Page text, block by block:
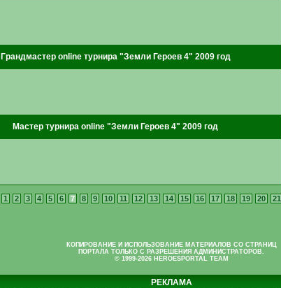
Грандмастер online турнира "Земли Героев 4" 2009 год
Мастер турнира online "Земли Героев 4" 2009 год
1 2 3 4 5 6 7 8 9 10 11 12 13 14 15 16 17 18 19 20 21
КОПИРОВАНИЕ И ИСПОЛЬЗОВАНИЕ МАТЕРИАЛОВ СО СТРАНИЦ
ПОРТАЛА ТОЛЬКО С РАЗРЕШЕНИЯ АДМИНИСТРАТОРОВ.
© 1999-2026 HEROESPORTAL TEAM
РЕКЛАМА